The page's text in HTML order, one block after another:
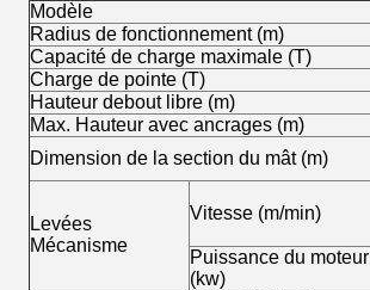
Modèle
Radius de fonctionnement (m)
Capacité de charge maximale (T)
Charge de pointe (T)
Hauteur debout libre (m)
Max. Hauteur avec ancrages (m)
Dimension de la section du mât (m)
Levées
Mécanisme
Vitesse (m/min)
Puissance du moteur
(kw)